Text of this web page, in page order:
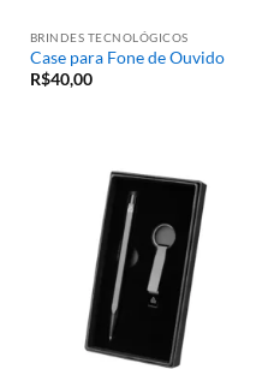
BRINDES TECNOLÓGICOS
Case para Fone de Ouvido
R$40,00